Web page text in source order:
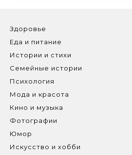
Здоровье
Еда и питание
Истории и стихи
Семейные истории
Психология
Мода и красота
Кино и музыка
Фотографии
Юмор
Искусство и хобби